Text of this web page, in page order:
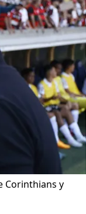
Corinthians y